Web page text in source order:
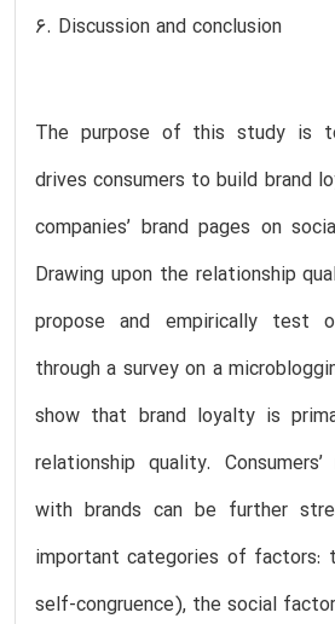
6. Discussion and conclusion
The purpose of this study is
drives consumers to build brand
companies’ brand pages on
Drawing upon the relationship
propose and empirically test
through a survey on a
show that brand loyalty is
relationship quality.
with brands can be further
important categories of
self-congruence), the social